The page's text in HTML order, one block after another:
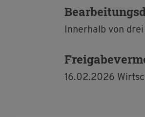
In­ner­halb von
16.02.2026